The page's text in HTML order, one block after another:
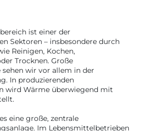
ist einer der
Sektoren – insbesondere durch
Reinigen, Kochen,
Trocknen. Große
wir vor allem in der
In produzierenden
wird Wärme überwiegend mit
eine große, zentrale
Im Lebensmittelbetrieben